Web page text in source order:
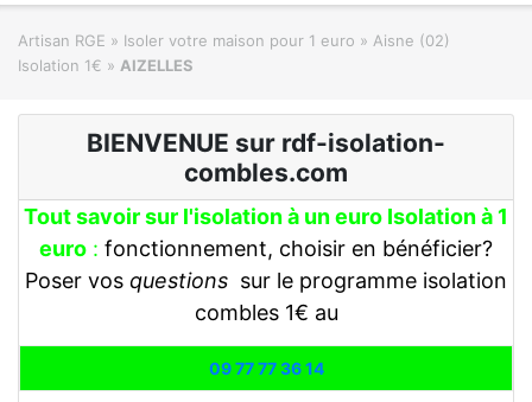
Artisan RGE » Isoler votre maison pour 1 euro » Aisne (02)
Isolation 1€ » AIZELLES
BIENVENUE sur rdf-isolation-
combles.com
Tout savoir sur l'isolation à un euro Isolation à 1
euro : fonctionnement, choisir en bénéficier?
Poser vos questions sur le programme isolation
combles 1€ au
09 77 77 36 14